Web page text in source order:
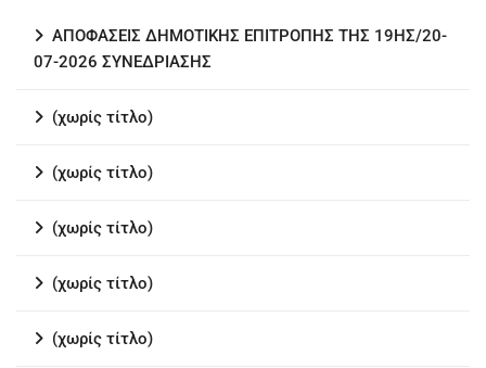
ΑΠΟΦΑΣΕΙΣ ΔΗΜΟΤΙΚΗΣ ΕΠΙΤΡΟΠΗΣ ΤΗΣ 19ΗΣ/20-
07-2026 ΣΥΝΕΔΡΙΑΣΗΣ
(χωρίς τίτλο)
(χωρίς τίτλο)
(χωρίς τίτλο)
(χωρίς τίτλο)
(χωρίς τίτλο)